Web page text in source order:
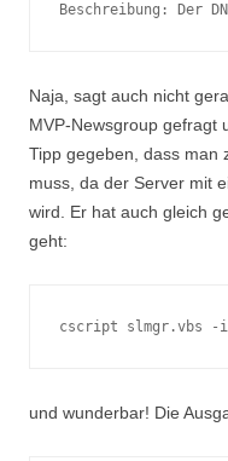
Beschreibung: Der
Naja, sagt auch nicht
MVP-Newsgroup gefragt
Tipp gegeben, dass man
muss, da der Server mit
wird. Er hat auch gleich
geht:
cscript slmgr.vbs -
und wunderbar! Die